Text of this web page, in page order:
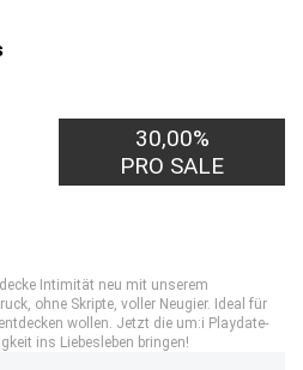
30,00%
PRO SALE
Intimität neu mit unserem
ohne Skripte, voller Neugier. Ideal für
wollen. Jetzt die um:i Playdate-
ins Liebesleben bringen!